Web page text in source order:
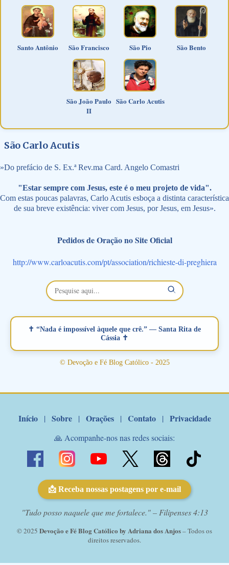
Santo Antônio São Francisco São Pio São Bento
São João Paulo
II
São Carlo Acutis
São Carlo Acutis
»Do prefácio de S. Ex.ª Rev.ma Card. Angelo Comastri
"Estar sempre com Jesus, este é o meu projeto de vida".
Com estas poucas palavras, Carlo Acutis esboça a distinta característica
de sua breve existência: viver com Jesus, por Jesus, em Jesus».
Pedidos de Oração no Site Oficial
http://www.carloacutis.com/pt/association/richieste-di-preghiera
✝ “Nada é impossível àquele que crê.” — Santa Rita de
Cássia ✝
© Devoção e Fé Blog Católico - 2025
Início | Sobre | Orações | Contato | Privacidade
🙏 Acompanhe-nos nas redes sociais:
📩 Receba nossas postagens por e-mail
"Tudo posso naquele que me fortalece." – Filipenses 4:13
© 2025 Devoção e Fé Blog Católico by Adriana dos Anjos– Todos os
direitos reservados.